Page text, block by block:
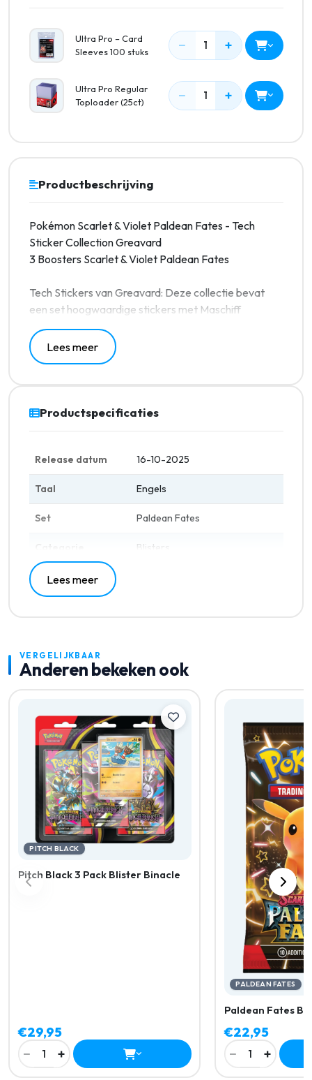
Ultra Pro – Card
Sleeves 100 stuks
− 1 +
Ultra Pro Regular
Toploader (25ct)
− 1 +
Productbeschrijving
Pokémon Scarlet & Violet Paldean Fates - Tech
Sticker Collection Greavard
3 Boosters Scarlet & Violet Paldean Fates
Tech Stickers van Greavard: Deze collectie bevat
een set hoogwaardige stickers met Maschiff
Lees meer
Productspecificaties
Release datum 16-10-2025
Taal Engels
Set Paldean Fates
Blisters
Lees meer
VERGELIJKBAAR
Anderen bekeken ook
PITCH BLACK
Pitch Black 3 Pack Blister Binacle
€29,95
− 1 +
PALDEAN FATES
Paldean Fates
€22,95
− 1 +